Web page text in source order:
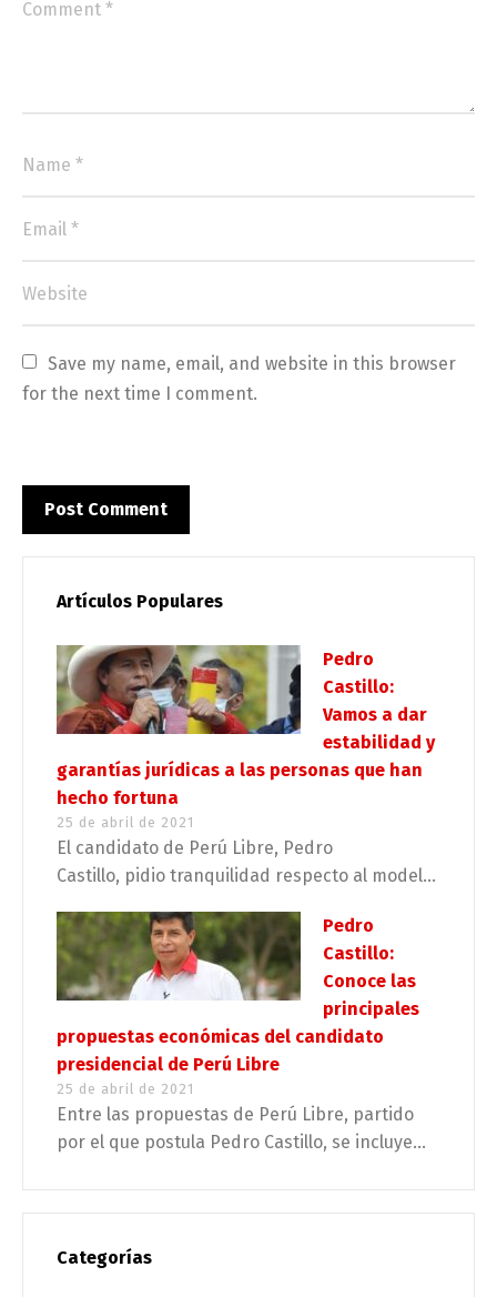
Save my name, email, and website in this browser
for the next time I comment.
Artículos Populares
Pedro
Castillo:
Vamos a dar
estabilidad y
garantías jurídicas a las personas que han
hecho fortuna
25 de abril de 2021
El candidato de Perú Libre, Pedro
Castillo, pidio tranquilidad respecto al model...
Pedro
Castillo:
Conoce las
principales
propuestas económicas del candidato
presidencial de Perú Libre
25 de abril de 2021
Entre las propuestas de Perú Libre, partido
por el que postula Pedro Castillo, se incluye...
Categorías